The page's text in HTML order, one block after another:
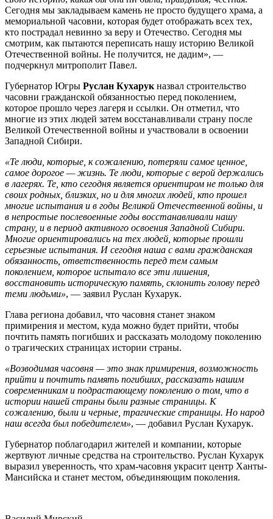
Сегодня мы закладываем камень не просто будущего храма, а
мемориальной часовни, которая будет отображать всех тех,
кто пострадал невинно за веру и Отечество. Сегодня мы
смотрим, как пытаются переписать нашу историю Великой
Отечественной войны. Не получится, не дадим», —
подчеркнул митрополит Павел.
Губернатор Югры Руслан Кухарук назвал строительство
часовни гражданской обязанностью перед поколением,
которое прошло через лагеря и ссылки. Он отметил, что
многие из этих людей затем восстанавливали страну после
Великой Отечественной войны и участвовали в освоении
Западной Сибири.
«Те люди, которые, к сожалению, потеряли самое ценное,
самое дорогое — жизнь. Те люди, которые с верой держались
в лагерях. Те, кто сегодня является ориентиром не только для
своих родных, близких, но и для многих людей, кто прошел
многие испытания и в годы Великой Отечественной войны, и
в непростые послевоенные годы восстанавливали нашу
страну, и в период активного освоения Западной Сибири.
Многие ориентировались на тех людей, которые прошли
серьезные испытания. И сегодня наша с вами гражданская
обязанность, ответственность перед тем самым
поколением, которое испытало все эти лишения,
восстановить историческую память, склонить голову перед
теми людьми», — заявил Руслан Кухарук.
Глава региона добавил, что часовня станет знаком
примирения и местом, куда можно будет прийти, чтобы
почтить память погибших и рассказать молодому поколению
о трагических страницах истории страны.
«Возводимая часовня — это знак примирения, возможность
прийти и почтить память погибших, рассказать нашим
современникам и подрастающему поколению о том, что в
истории нашей страны были разные страницы. К
сожалению, были и черные, трагические страницы. Но народ
наш всегда был победителем», — добавил Руслан Кухарук.
Губернатор поблагодарил жителей и компании, которые
жертвуют личные средства на строительство. Руслан Кухарук
выразил уверенность, что храм-часовня украсит центр Ханты-
Мансийска и станет местом, объединяющим поколения.